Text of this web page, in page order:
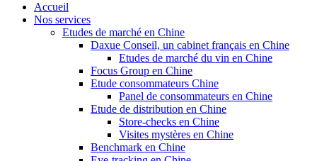
Accueil
Nos services
Etudes de marché en Chine
Daxue Conseil, un cabinet français en Chine
Etudes de marché du vin en Chine
Focus Group en Chine
Etude consommateurs Chine
Panel de consommateurs en Chine
Etude de distribution en Chine
Store-checks en Chine
Visites mystères en Chine
Benchmark en Chine